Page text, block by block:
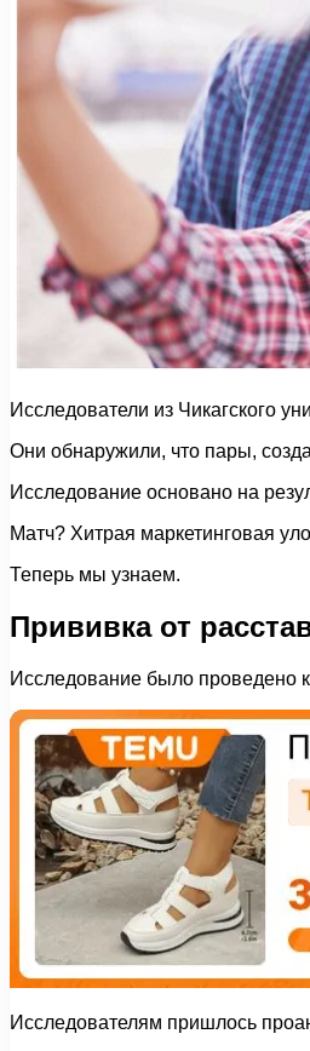
Исследователи из Чикагского
Они обнаружили, что пары,
Исследование основано на
Матч? Хитрая маркетинговая
Теперь мы узнаем.
Прививка от
Исследование было проведено
Исследователям пришлось